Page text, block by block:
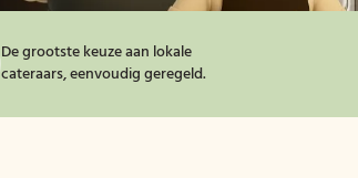
De grootste keuze aan lokale
cateraars, eenvoudig geregeld.